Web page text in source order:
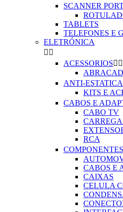
SCANNER
TABLETS
TELEFONES E
ELETRÓNICA
 
ACESSORIOS 
ANTI-ESTATICA
KITS E
CABOS E
CABO TV
RCA
COMPONENTES
CABOS E
CAIXAS
CELULA